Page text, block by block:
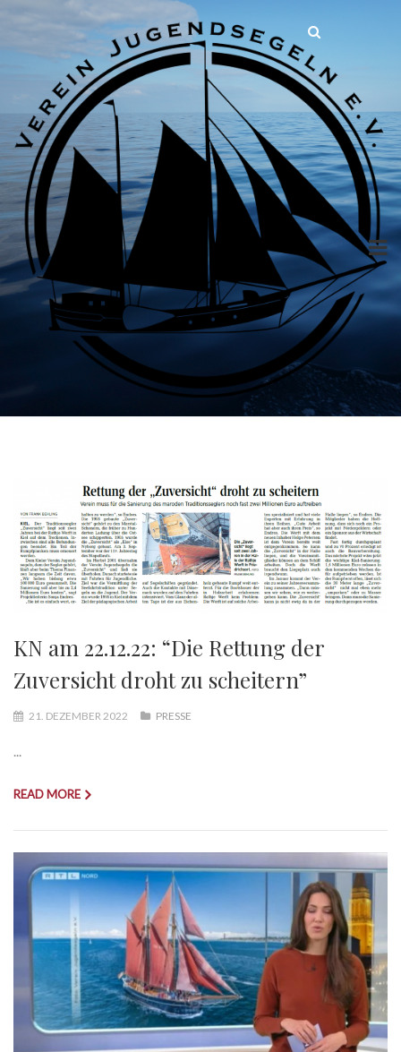
KN am 22.12.22: “Die Rettung der
Zuversicht droht zu scheitern”
21. DEZEMBER 2022 PRESSE
...
READ MORE